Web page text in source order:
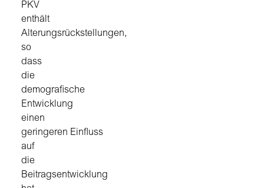
PKV
enthält
Alterungsrückstellungen,
so
dass
die
demografische
Entwicklung
einen
geringeren Einfluss
auf
die
Beitragsentwicklung